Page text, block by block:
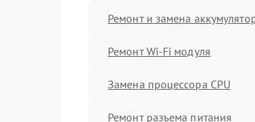
Ремонт и замена
Ремонт Wi-Fi модуля
Замена процессора CPU
Ремонт разъема питания